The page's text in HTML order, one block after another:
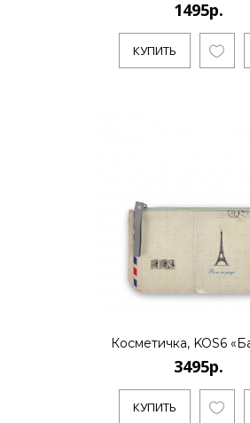
1495р.
КУПИТЬ
Косметичка, KOS6
3495р.
КУПИТЬ